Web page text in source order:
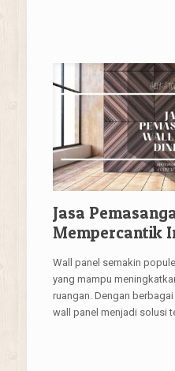
Jasa
Mempercantik
Wall panel semakin
yang mampu
ruangan. Dengan
wall panel menjadi solusi